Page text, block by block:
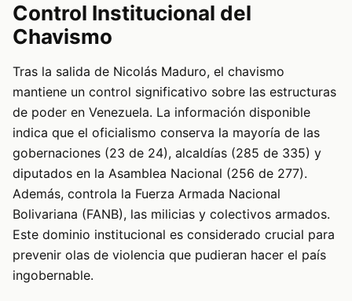
Control Institucional del
Chavismo
Tras la salida de Nicolás Maduro, el chavismo
mantiene un control significativo sobre las estructuras
de poder en Venezuela. La información disponible
indica que el oficialismo conserva la mayoría de las
gobernaciones (23 de 24), alcaldías (285 de 335) y
diputados en la Asamblea Nacional (256 de 277).
Además, controla la Fuerza Armada Nacional
Bolivariana (FANB), las milicias y colectivos armados.
Este dominio institucional es considerado crucial para
prevenir olas de violencia que pudieran hacer el país
ingobernable.